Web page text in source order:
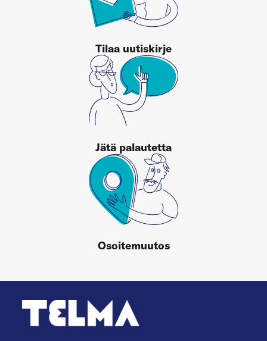
Tilaa uutiskirje
Jätä palautetta
Osoitemuutos